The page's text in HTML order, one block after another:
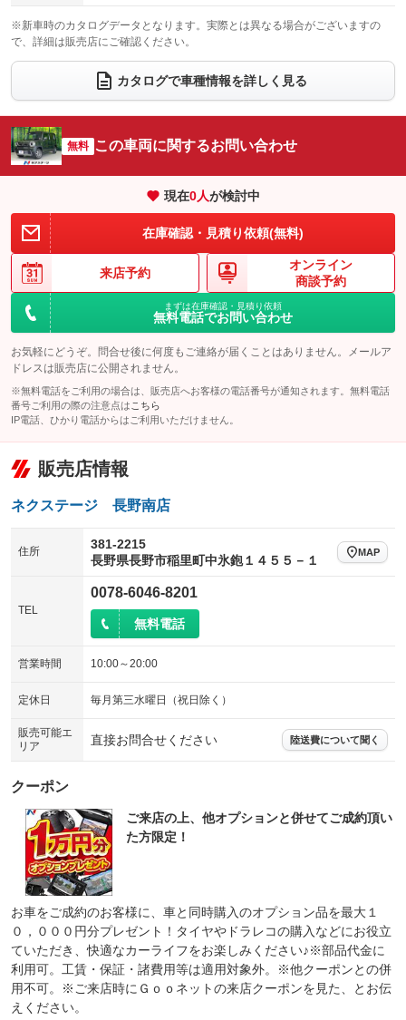
電動格納サードシート
：装備なし シートヒーター
：装備あり
ウォークスルー
電動リアゲート フロントカメラ
：装備なし
シートエアコン
：装備なし 全周囲カメラ
：装備なし
サイドカメラ
：装備なし ルーフレール
：装備なし
エアサスペンション ヘッドライトウォッシャー
※新車時のカタログデータとなります。実際とは異なる場合がございますの
で、詳細は販売店にご確認ください。
カタログで車種情報を詳しく見る
無料 この車両に関するお問い合わせ
現在0人が検討中
在庫確認・見積り依頼(無料)
来店予約
オンライン
商談予約
まずは在庫確認・見積り依頼
無料電話でお問い合わせ
お気軽にどうぞ。問合せ後に何度もご連絡が届くことはありません。メールア
ドレスは販売店に公開されません。
※無料電話をご利用の場合は、販売店へお客様の電話番号が通知されます。無料電話
番号ご利用の際の注意点は こちら
IP電話、ひかり電話からはご利用いただけません。
販売店情報
ネクステージ 長野南店
住所
381-2215
長野県長野市稲里町中氷鉋１４５５－１
MAP
TEL
0078-6046-8201
無料電話
営業時間 10:00～20:00
定休日 毎月第三水曜日（祝日除く）
販売可能エ
リア
直接お問合せください 陸送費について聞く
クーポン
ご来店の上、他オプションと併せてご成約頂い
た方限定！
お車をご成約のお客様に、車と同時購入のオプション品を最大１
０，０００円分プレゼント！タイヤやドラレコの購入などにお役立
ていただき、快適なカーライフをお楽しみください♪※部品代金に
利用可。工賃・保証・諸費用等は適用対象外。※他クーポンとの併
用不可。※ご来店時にＧｏｏネットの来店クーポンを見た、とお伝
えください。